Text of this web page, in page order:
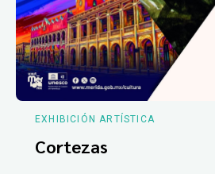
EXHIBICIÓN ARTÍSTICA
Cortezas